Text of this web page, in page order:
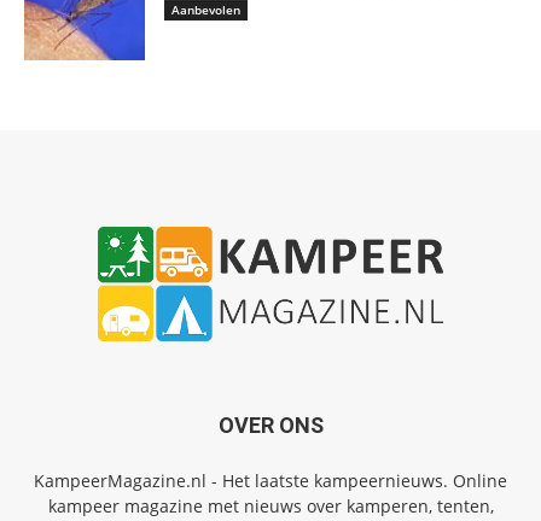
Aanbevolen
OVER ONS
KampeerMagazine.nl - Het laatste kampeernieuws. Online
kampeer magazine met nieuws over kamperen, tenten,